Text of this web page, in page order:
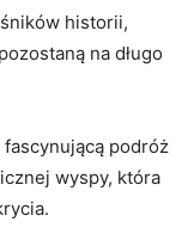
historii,
na długo
podróż
wyspy, która